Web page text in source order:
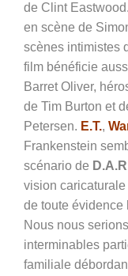
de Clint
en scène de
scènes intimistes
film bénéficie
Barret Oliver,
de Tim Burton et
Petersen. E.T.,
Frankenstein
scénario de
vision
de toute évidence
Nous nous
interminables
familiale